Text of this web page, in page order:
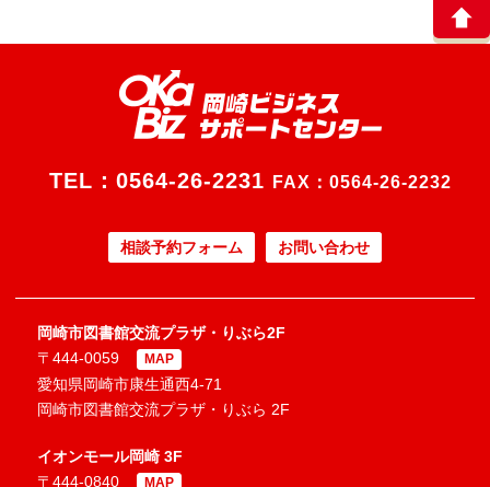
TEL： 0564-26-2231 FAX：0564-26-2232
相談予約フォーム お問い合わせ
岡崎市図書館交流プラザ・りぶら2F
〒444-0059
MAP
愛知県岡崎市康生通西4-71
岡崎市図書館交流プラザ・りぶら 2F
イオンモール岡崎 3F
〒444-0840
MAP